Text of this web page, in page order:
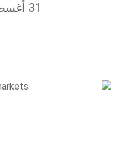
31 أغسطس 2025